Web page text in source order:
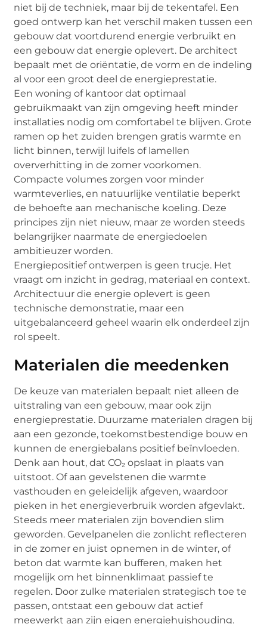
niet bij de techniek, maar bij de tekentafel. Een
goed ontwerp kan het verschil maken tussen een
gebouw dat voortdurend energie verbruikt en
een gebouw dat energie oplevert. De architect
bepaalt met de oriëntatie, de vorm en de indeling
al voor een groot deel de energieprestatie.
Een woning of kantoor dat optimaal
gebruikmaakt van zijn omgeving heeft minder
installaties nodig om comfortabel te blijven. Grote
ramen op het zuiden brengen gratis warmte en
licht binnen, terwijl luifels of lamellen
oververhitting in de zomer voorkomen.
Compacte volumes zorgen voor minder
warmteverlies, en natuurlijke ventilatie beperkt
de behoefte aan mechanische koeling. Deze
principes zijn niet nieuw, maar ze worden steeds
belangrijker naarmate de energiedoelen
ambitieuzer worden.
Energiepositief ontwerpen is geen trucje. Het
vraagt om inzicht in gedrag, materiaal en context.
Architectuur die energie oplevert is geen
technische demonstratie, maar een
uitgebalanceerd geheel waarin elk onderdeel zijn
rol speelt.
Materialen die meedenken
De keuze van materialen bepaalt niet alleen de
uitstraling van een gebouw, maar ook zijn
energieprestatie. Duurzame materialen dragen bij
aan een gezonde, toekomstbestendige bouw en
kunnen de energiebalans positief beïnvloeden.
Denk aan hout, dat CO₂ opslaat in plaats van
uitstoot. Of aan gevelstenen die warmte
vasthouden en geleidelijk afgeven, waardoor
pieken in het energieverbruik worden afgevlakt.
Steeds meer materialen zijn bovendien slim
geworden. Gevelpanelen die zonlicht reflecteren
in de zomer en juist opnemen in de winter, of
beton dat warmte kan bufferen, maken het
mogelijk om het binnenklimaat passief te
regelen. Door zulke materialen strategisch toe te
passen, ontstaat een gebouw dat actief
meewerkt aan zijn eigen energiehuishouding.